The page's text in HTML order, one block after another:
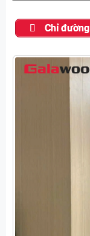
Chỉ đường